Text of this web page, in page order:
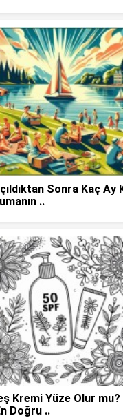
Sonra Kaç Ay
..
Kremi Yüze Olur mu?
Doğru ..